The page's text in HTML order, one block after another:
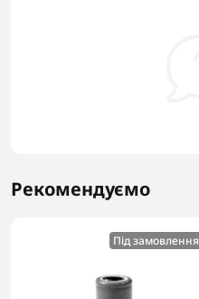
Рекомендуємо
Під замовлення